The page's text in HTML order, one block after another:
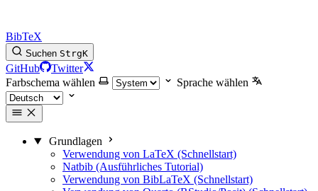
BibTeX
Suchen StrgK
GitHub
Twitter
Farbschema wählen
Sprache wählen
Grundlagen
Verwendung von LaTeX (Schnellstart)
Natbib (Ausführliches Tutorial)
Verwendung von BibLaTeX (Schnellstart)